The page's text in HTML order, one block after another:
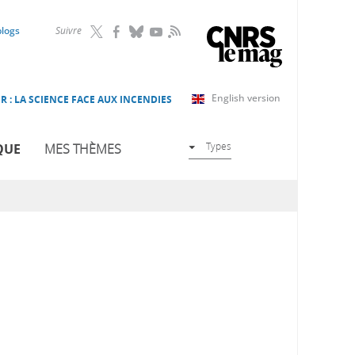
Suivre RSS
English version
: LA SCIENCE FACE AUX INCENDIES
MES THÈMES Types